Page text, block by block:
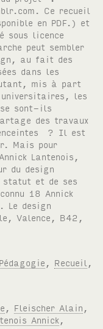
Pédagogie Recueil
Fleischer Alain
Annick